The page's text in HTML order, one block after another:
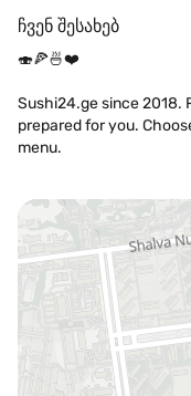
ჩვენ შესახებ
🍣🍕🍜❤️
Sushi24.ge since 2018.
prepared for you.
menu.